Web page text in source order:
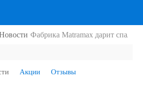
Фабрика Matramax дарит
Акции Отзывы